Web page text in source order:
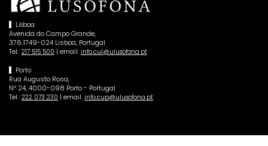
Lisboa
Avenida do Campo Grande,
376 1749-024 Lisboa, Portugal
Tel.: 217 515 500 | email: info.cul@ulusofona.pt
Porto
Rua Augusto Rosa,
Nº 24, 4000-098 Porto - Portugal
Tel.: 222 073 230 | email: info.cup@ulusofona.pt